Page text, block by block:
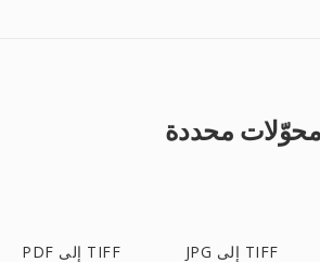
محوّلات محددة
PDF إلى TIFF JPG إلى TIFF